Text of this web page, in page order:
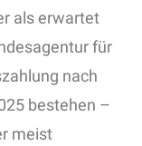
als erwartet
für
nach
bestehen –
meist